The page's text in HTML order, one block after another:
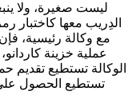
الدِريب معها
مع وكالة رئيسية،
عملية خزينة
الوكالة تستطيع تقديم
تستطيع الحصول